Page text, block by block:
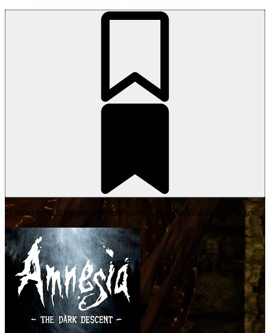
Je moet eerst inloggen om deze game aan je backlog toe te voegen.